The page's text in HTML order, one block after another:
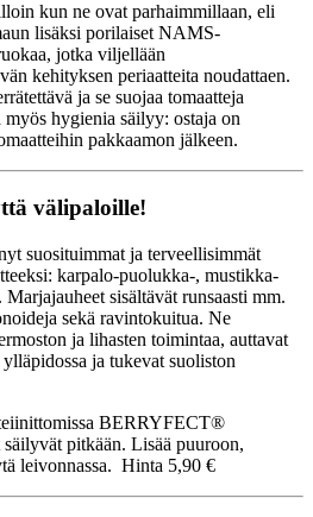
kun ne ovat parhaimmillaan, eli
lisäksi porilaiset NAMS-
jotka viljellään
kehityksen periaatteita noudattaen.
ja se suojaa tomaatteja
myös hygienia säilyy: ostaja on
pakkaamon jälkeen.
välipaloille!
suosituimmat ja terveellisimmät
karpalo-puolukka-, mustikka-
sisältävät runsaasti mm.
sekä ravintokuitua. Ne
ja lihasten toimintaa, auttavat
ja tukevat suoliston
BERRYFECT®
pitkään. Lisää puuroon,
leivonnassa. Hinta 5,90 €